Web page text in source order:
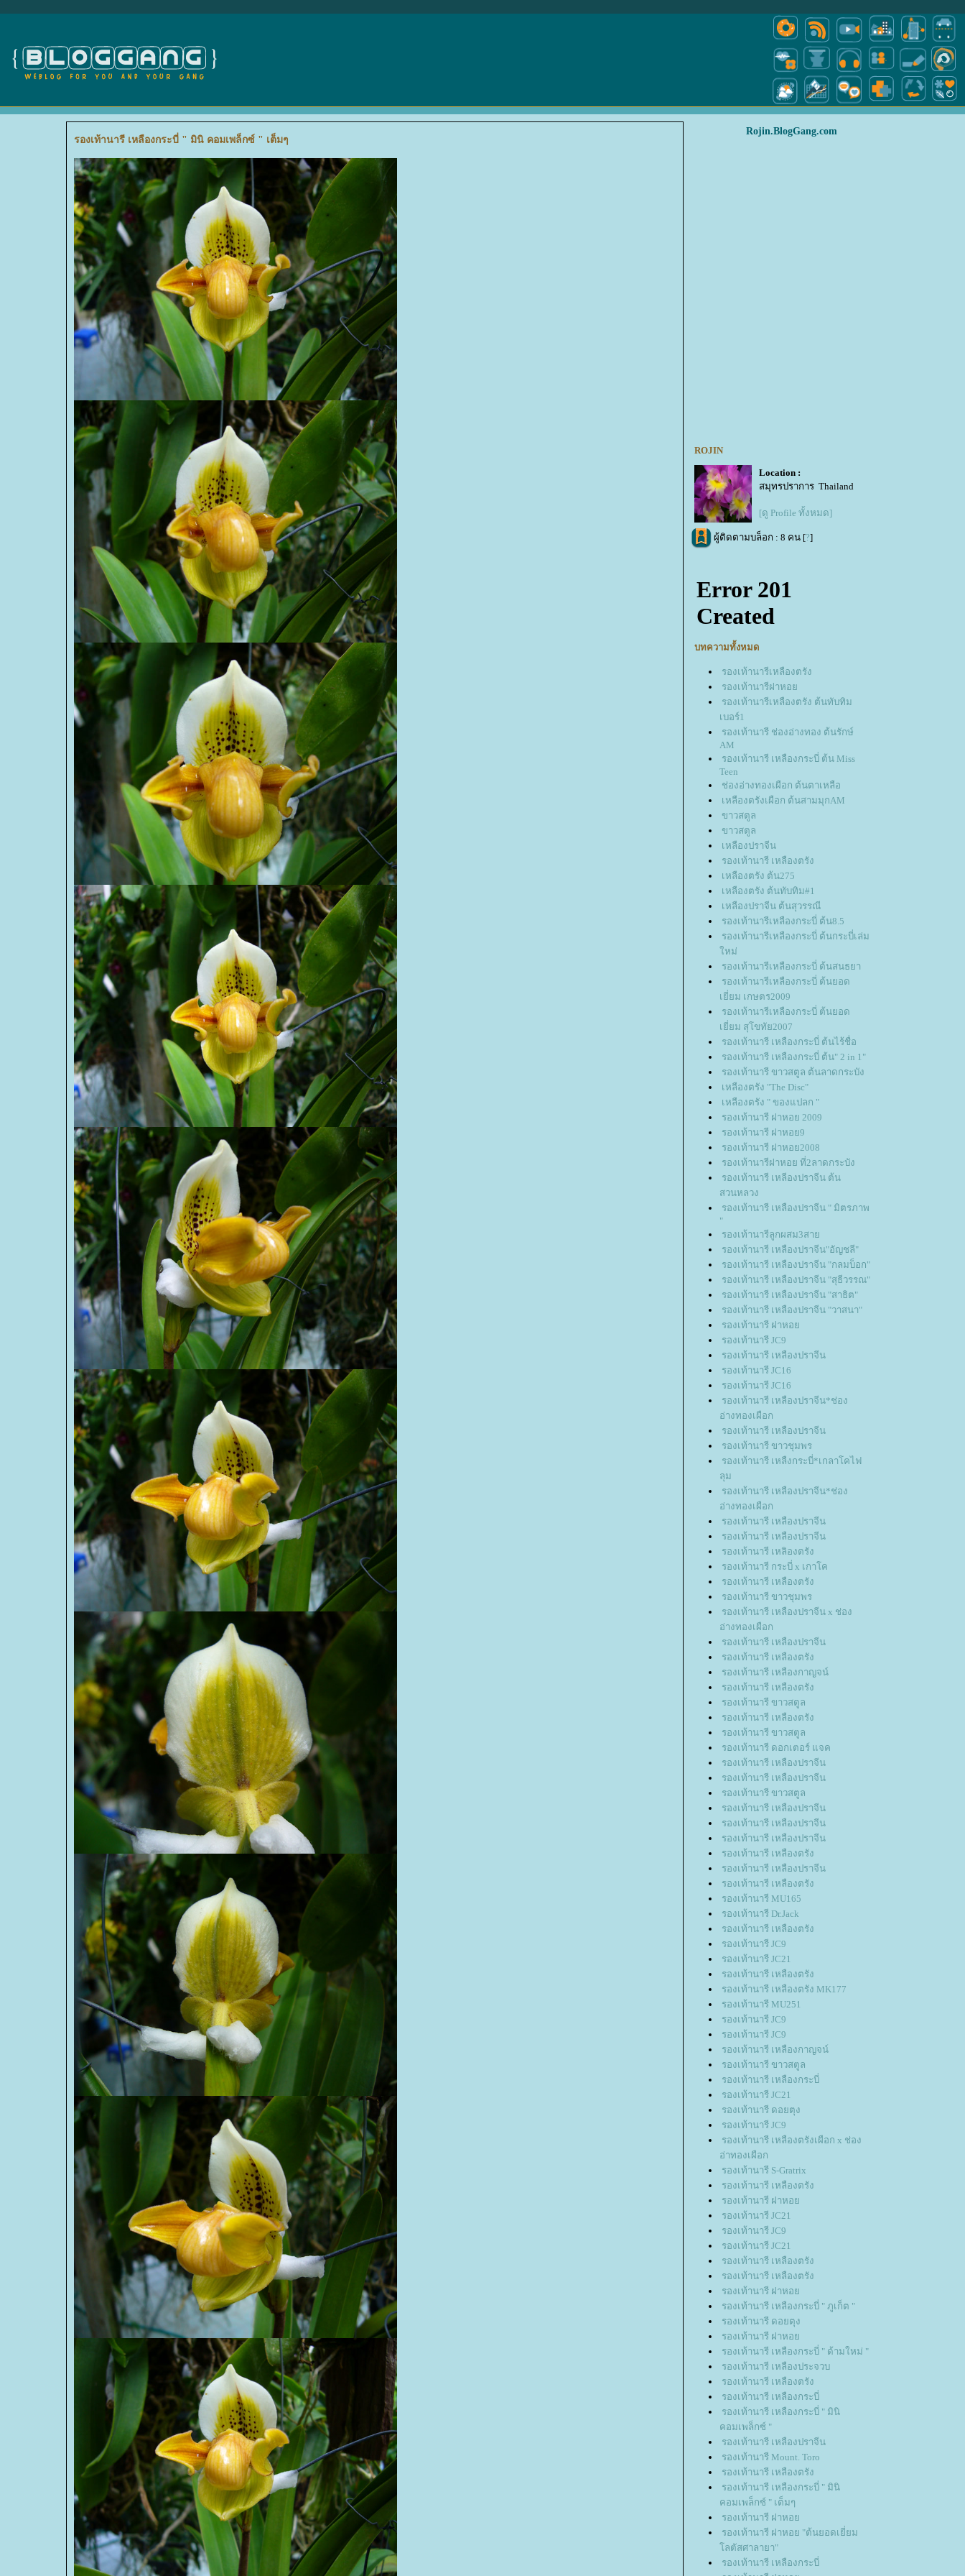
รองเท้านารี เหลืองกระบี่ " มินิ คอมเพล็กซ์ " เต็มๆ
Rojin.BlogGang.com
ROJIN
Location :
สมุทรปราการ Thailand
[ดู Profile ทั้งหมด]
ผู้ติดตามบล็อก : 8 คน [?]
บทความทั้งหมด
รองเท้านารีเหลืองตรัง
รองเท้านารีฝาหอ
รองเท้านารีเหลืองตรัง ต้นทับทิม
เบอร์1
รองเท้านารี ช่องอ่างทอง ต้นรักษ์
AM
รองเท้านารี เหลืองกระบี่ ต้น Miss
Teen
ช่องอ่างทองเผือก ต้นตาเหลือ
เหลืองตรังเผือก ต้นสามมุกAM
ขาวสตูล
ขาวสตูล
เหลืองปราจีน
รองเท้านารี เหลืองตรัง
เหลืองตรัง ต้น275
เหลืองตรัง ต้นทับทิม#1
เหลืองปราจีน ต้นสุวรรณี
รองเท้านารีเหลืองกระบี่ ต้น8.5
รองเท้านารีเหลืองกระบี่ ต้นกระบี่เล่ม
หม่
รองเท้านารีเหลืองกระบี่ ต้นสนธยา
รองเท้านารีเหลืองกระบี่ ต้นยอด
เยี่ยม เกษตร2009
รองเท้านารีเหลืองกระบี่ ต้นยอด
เยี่ยม สุโขทัย2007
รองเท้านารี เหลืองกระบี่ ต้นไร้ชื่อ
รองเท้านารี เหลืองกระบี่ ต้น" 2 in 1"
รองเท้านารี ขาวสตูล ต้นลาดกระบัง
เหลืองตรัง "The Disc"
เหลืองตรัง " ของแปลก "
รองเท้านารี ฝาหอย 2009
รองเท้านารี ฝาหอย9
รองเท้านารี ฝาหอย2008
รองเท้านารีฝาหอย ที่2ลาดกระบัง
รองเท้านารี เหลีองปราจีน ต้น
สวนหลวง
รองเท้านารี เหลืองปราจีน " มิตรภาพ
"
รองเท้านารีลูกผสม3สา
รองเท้านารี เหลืองปราจีน"อัญชลี"
รองเท้านารี เหลืองปราจีน "กลมบ็อก"
รองเท้านารี เหลืองปราจีน "สุธีวรรณ"
รองเท้านารี เหลืองปราจีน "สาธิต"
รองเท้านารี เหลืองปราจีน "วาสนา"
รองเท้านารี ฝาหอ
รองเท้านารี JC9
รองเท้านารี เหลืองปราจีน
รองเท้านารี JC16
รองเท้านารี JC16
รองเท้านารี เหลืองปราจีน*ช่อง
อ่างทองเผือก
รองเท้านารี เหลืองปราจีน
รองเท้านารี ขาวชุมพร
รองเท้านารี เหลืงกระบี่*เกลาโคไฟ
ลุม
รองเท้านารี เหลืองปราจีน*ช่อง
อ่างทองเผือก
รองเท้านารี เหลืองปราจีน
รองเท้านารี เหลืองปราจีน
รองเท้านารี เหลิองตรัง
รองเท้านารี กระบี่ x เกาโค
รองเท้านารี เหลืองตรัง
รองเท้านารี ขาวชุมพร
รองเท้านารี เหลืองปราจีน x ช่อง
อ่างทองเผือก
รองเท้านารี เหลืองปราจีน
รองเท้านารี เหลืองตรัง
รองเท้านารี เหลืองกาญจน์
รองเท้านารี เหลืองตรัง
รองเท้านารี ขาวสตูล
รองเท้านารี เหลืองตรัง
รองเท้านารี ขาวสตูล
รองเท้านารี ดอกเตอร์ แจค
รองเท้านารี เหลืองปราจีน
รองเท้านารี เหลืองปราจีน
รองเท้านารี ขาวสตูล
รองเท้านารี เหลืองปราจีน
รองเท้านารี เหลืองปราจีน
รองเท้านารี เหลืองปราจีน
รองเท้านารี เหลืองตรัง
รองเท้านารี เหลืองปราจีน
รองเท้านารี เหลืองตรัง
รองเท้านารี MU165
รองเท้านารี Dr.Jack
รองเท้านารี เหลืองตรัง
รองเท้านารี JC9
รองเท้านารี JC21
รองเท้านารี เหลืองตรัง
รองเท้านารี เหลืองตรัง MK177
รองเท้านารี MU251
รองเท้านารี JC9
รองเท้านารี JC9
รองเท้านารี เหลืองกาญจน์
รองเท้านารี ขาวสตูล
รองเท้านารี เหลืองกระบี่
รองเท้านารี JC21
รองเท้านารี ดอยตุง
รองเท้านารี JC9
รองเท้านารี เหลืองตรังเผือก x ช่อง
อ่าทองเผือก
รองเท้านารี S-Gratrix
รองเท้านารี เหลืองตรัง
รองเท้านารี ฝาหอ
รองเท้านารี JC21
รองเท้านารี JC9
รองเท้านารี JC21
รองเท้านารี เหลืองตรัง
รองเท้านารี เหลืองตรัง
รองเท้านารี ฝาหอ
รองเท้านารี เหลืองกระบี่ " ภูเก็ต "
รองเท้านารี ดอยตุง
รองเท้านารี ฝาหอ
รองเท้านารี เหลืองกระบี่ " ด้ามใหม่ "
รองเท้านารี เหลืองประจวบ
รองเท้านารี เหลืองตรัง
รองเท้านารี เหลืองกระบี่
รองเท้านารี เหลืองกระบี่ " มินิ
คอมเพล็กซ์ "
รองเท้านารี เหลืองปราจีน
รองเท้านารี Mount. Toro
รองเท้านารี เหลืองตรัง
รองเท้านารี เหลืองกระบี่ " มินิ
คอมเพล็กซ์ " เต็มๆ
รองเท้านารี ฝาหอ
รองเท้านารี ฝาหอย "ต้นยอดเยี่ยม
ลตัสศาลายา"
รองเท้านารี เหลืองกระบี่